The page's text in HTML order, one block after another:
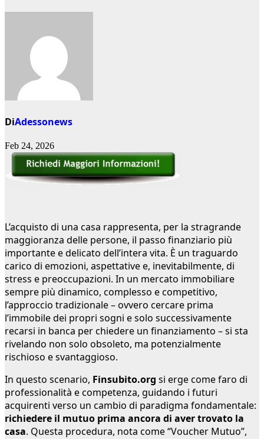
DiAdessonews
Feb 24, 2026
L’acquisto di una casa rappresenta, per la stragrande
maggioranza delle persone, il passo finanziario più
importante e delicato dell’intera vita. È un traguardo
carico di emozioni, aspettative e, inevitabilmente, di
stress e preoccupazioni. In un mercato immobiliare
sempre più dinamico, complesso e competitivo,
l’approccio tradizionale – ovvero cercare prima
l’immobile dei propri sogni e solo successivamente
recarsi in banca per chiedere un finanziamento – si sta
rivelando non solo obsoleto, ma potenzialmente
rischioso e svantaggioso.
In questo scenario, Finsubito.org si erge come faro di
professionalità e competenza, guidando i futuri
acquirenti verso un cambio di paradigma fondamentale:
richiedere il mutuo prima ancora di aver trovato la
casa. Questa procedura, nota come “Voucher Mutuo”,